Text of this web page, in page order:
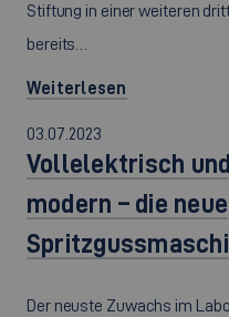
Stiftung in einer weiteren
bereits…
Weiterlesen
03.07.2023
Vollelektrisch und
modern – die neue
Der neuste Zuwachs im